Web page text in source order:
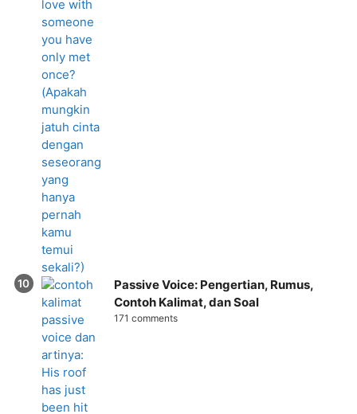
Passive Voice: Pengertian, Rumus,
Contoh Kalimat, dan Soal
171 comments